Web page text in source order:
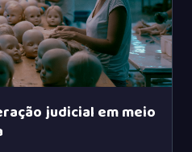
judicial em meio